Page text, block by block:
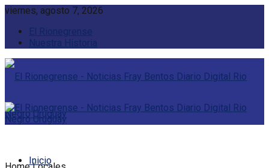
viernes, agosto 7, 2026
El Rionegrense
Nuestra Historia
Inicio